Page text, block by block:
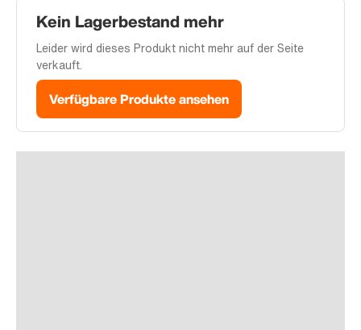
Kein Lagerbestand mehr
Leider wird dieses Produkt nicht mehr auf der Seite
verkauft.
Verfügbare Produkte ansehen